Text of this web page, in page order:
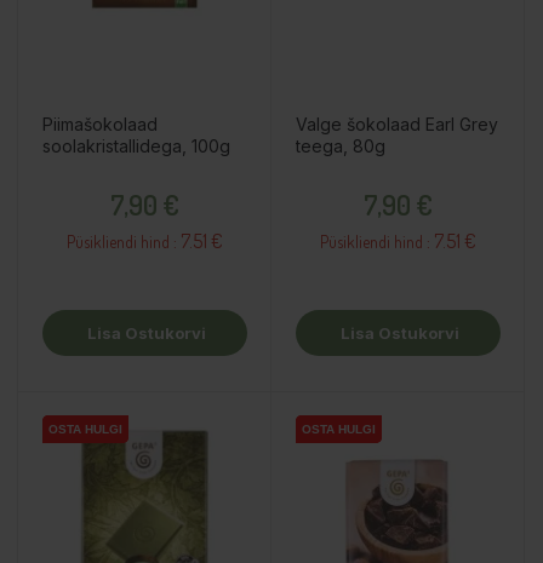
Piimašokolaad
soolakristallidega, 100g
7,90 €
Püsikliendi hind : 7.51 €
Lisa Ostukorvi
Valge šokolaad Earl Grey
teega, 80g
7,90 €
Püsikliendi hind : 7.51 €
Lisa Ostukorvi
OSTA HULGI
OSTA HULGI
OSTA HULGI OSTA HULGI
OSTA HULGI
OSTA HULGI